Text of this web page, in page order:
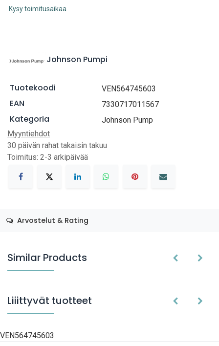
Kysy toimitusaikaa
Johnson Pumpi
Tuotekoodi VEN564745603
EAN 7330717011567
Kategoria
Johnson Pump
Myyntiehdot
30 päivän rahat takaisin takuu
Toimitus: 2-3 arkipäivää
Arvostelut & Rating
Similar Products
Liiittyvät tuotteet
VEN564745603